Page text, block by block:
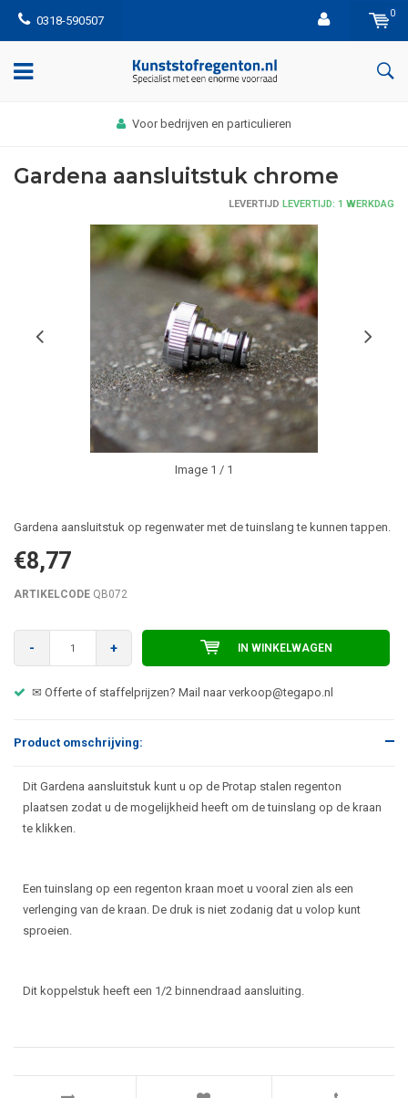
0318-590507
0
Voor bedrijven en particulieren
Gardena aansluitstuk chrome
LEVERTIJD LEVERTIJD: 1 WERKDAG
Image 1 / 1
Gardena aansluitstuk op regenwater met de tuinslang te kunnen tappen.
€8,77
ARTIKELCODE QB072
- + IN WINKELWAGEN
✉ Offerte of staffelprijzen? Mail naarverkoop@tegapo.nl
Product omschrijving:
Dit Gardena aansluitstuk kunt u op de Protap stalen regenton
plaatsen zodat u de mogelijkheid heeft om de tuinslang op de kraan
te klikken.
Een tuinslang op een regenton kraan moet u vooral zien als een
verlenging van de kraan. De druk is niet zodanig dat u volop kunt
sproeien.
Dit koppelstuk heeft een 1/2 binnendraad aansluiting.